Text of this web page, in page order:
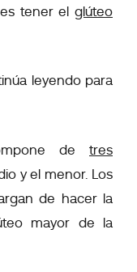
tener el glúteo
leyendo para
de tres
y el menor. Los
de hacer la
mayor de la